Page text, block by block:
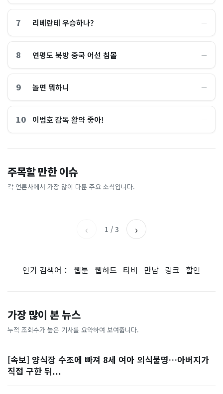
7 리베란테 우승하나? ―
8 연평도 북방 중국 어선 침몰 ―
9 놀면 뭐하니 ―
10 이범호 감독 활약 좋아! ―
주목할 만한 이슈
각 언론사에서 가장 많이 다룬 주요 소식입니다.
홈플러스, 2000억원으로 '시
간'을 샀다
비즈워치
왜?매일경제
[날씨] 오늘 밤 또 내린다...내
륙 중심 최대 150mm
졌다...국산 53개 중소기업이
‹ 1 / 3 ›
인기 검색어： 웹툰 웹하드 티비 만남 링크 할인
가장 많이 본 뉴스
누적 조회수가 높은 기사를 요약하여 보여줍니다.
[속보] 양식장 수조에 빠져 8세 여아 의식불명…아버지가
직접 구한 뒤...